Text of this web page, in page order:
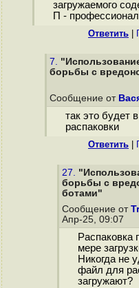
загружаемого
П -
Ответить
7.
борьбы с
Сообщение от
так это будет
распаковки
Ответить
27.
борьбы с
ботами"
Сообщение от
Апр-25, 09:07
Распаковка
мере
Никогда не
файл для
загружают?